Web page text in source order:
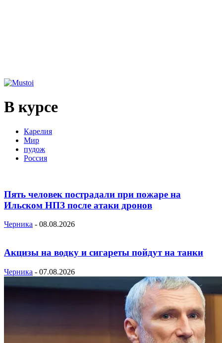
В курсе
Карелия
Мир
пудож
Россия
Пять человек пострадали при пожаре на
Ильском НПЗ после атаки дронов
Черника - 08.08.2026
Акцизы на водку и сигареты пойдут на танки
Черника - 07.08.2026